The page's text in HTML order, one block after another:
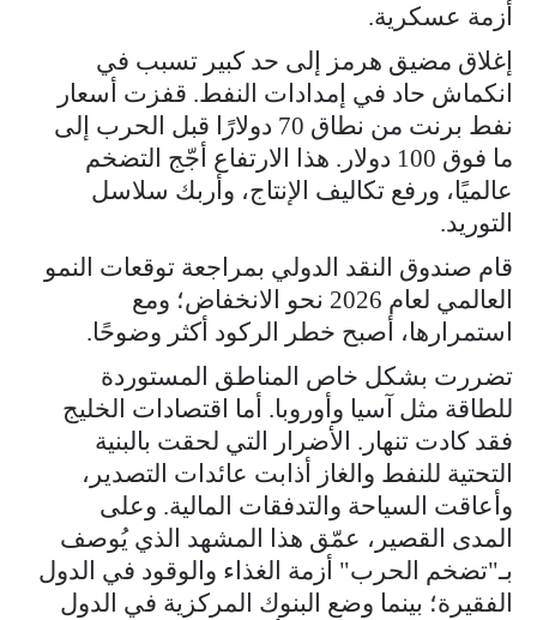
أزمة عسكرية.
إغلاق مضيق هرمز إلى حد كبير تسبب في
انكماش حاد في إمدادات النفط. قفزت أسعار
نفط برنت من نطاق 70 دولارًا قبل الحرب إلى
ما فوق 100 دولار. هذا الارتفاع أجّج التضخم
عالميًا، ورفع تكاليف الإنتاج، وأربك سلاسل
التوريد.
قام صندوق النقد الدولي بمراجعة توقعات النمو
العالمي لعام 2026 نحو الانخفاض؛ ومع
استمرارها، أصبح خطر الركود أكثر وضوحًا.
تضررت بشكل خاص المناطق المستوردة
للطاقة مثل آسيا وأوروبا. أما اقتصادات الخليج
فقد كادت تنهار. الأضرار التي لحقت بالبنية
التحتية للنفط والغاز أذابت عائدات التصدير،
وأعاقت السياحة والتدفقات المالية. وعلى
المدى القصير، عمّق هذا المشهد الذي يُوصف
بـ"تضخم الحرب" أزمة الغذاء والوقود في الدول
الفقيرة؛ بينما وضع البنوك المركزية في الدول